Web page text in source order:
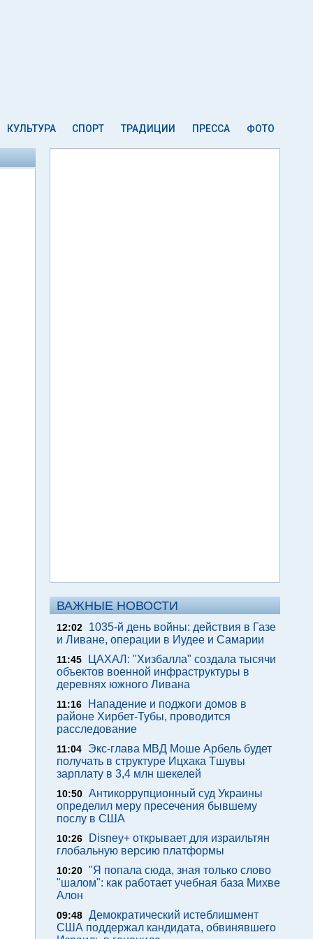
КУЛЬТУРА СПОРТ ТРАДИЦИИ ПРЕССА ФОТО
ВАЖНЫЕ НОВОСТИ
12:02
1035-й день войны: действия в Газе
и Ливане, операции в Иудее и Самарии
11:45
ЦАХАЛ: "Хизбалла" создала тысячи
объектов военной инфраструктуры в
деревнях южного Ливана
11:16
Нападение и поджоги домов в
районе Хирбет-Тубы, проводится
расследование
11:04
Экс-глава МВД Моше Арбель будет
получать в структуре Ицхака Тшувы
зарплату в 3,4 млн шекелей
10:50 Антикоррупционный суд Украины
определил меру пресечения бывшему
послу в США
10:26
Disney+ открывает для израильтян
глобальную версию платформы
10:20 "Я попала сюда, зная только слово
"шалом": как работает учебная база Михве
Алон
09:48 Демократический истеблишмент
США поддержал кандидата, обвинявшего